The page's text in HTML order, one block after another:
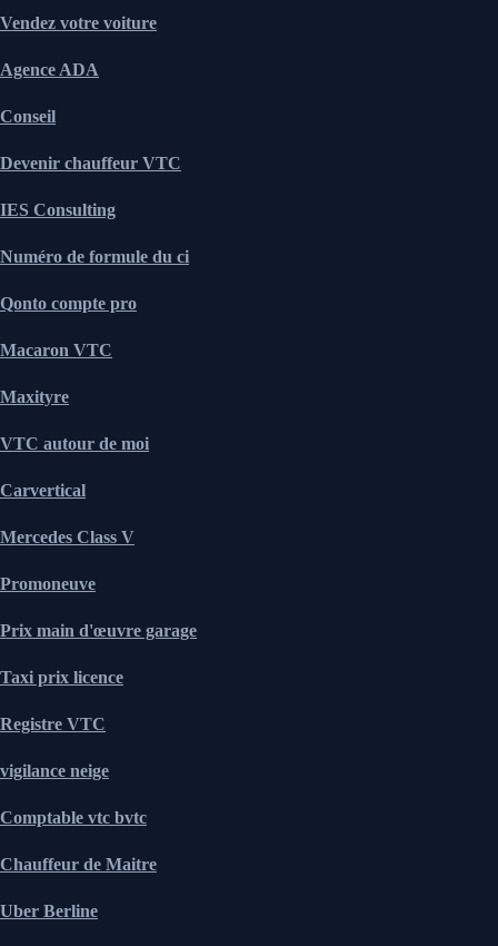
Vendez votre voiture
Agence ADA
Conseil
Devenir chauffeur VTC
IES Consulting
Numéro de formule du ci
Qonto compte pro
Macaron VTC
Maxityre
VTC autour de moi
Carvertical
Mercedes Class V
Promoneuve
Prix main d'œuvre garage
Taxi prix licence
Registre VTC
vigilance neige
Comptable vtc bvtc
Chauffeur de Maitre
Uber Berline